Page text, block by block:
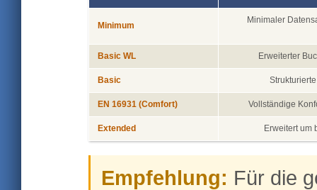
Minimum
Minimaler
Basic WL Erweiterter
Basic
EN 16931 (Comfort) Vollständige
Extended Erweitert um
Empfehlung: Für die